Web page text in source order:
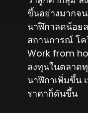
ขึ้นอย่างมากจ
นาฬิกาลดน้อย
สถานการณ์ โ
Work from
ลงทุนในตลาด
นาฬิกาเพิ่มขึ้น
ราคาก็ดันขึ้น